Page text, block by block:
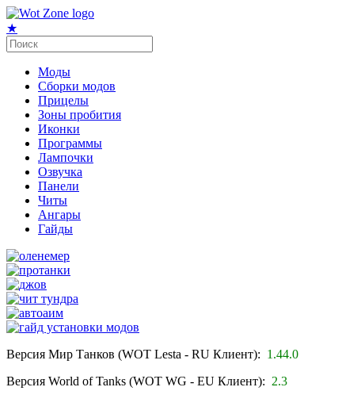
★
Моды
Сборки модов
Прицелы
Зоны пробития
Иконки
Программы
Лампочки
Озвучка
Панели
Читы
Ангары
Гайды
Версия Мир Танков (WOT Lesta - RU Клиент): 1.44.0
Версия World of Tanks (WOT WG - EU Клиент): 2.3